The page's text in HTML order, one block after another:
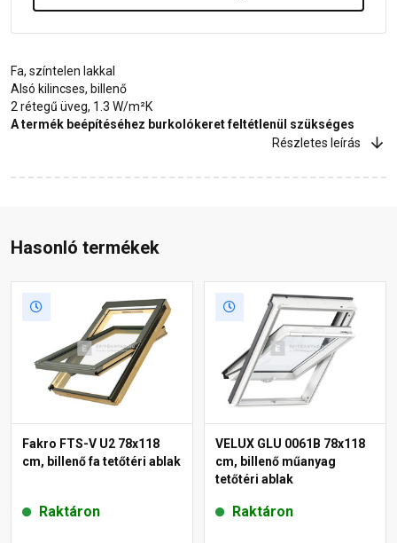
Fa, színtelen lakkal
Alsó kilincses, billenő
2 rétegű üveg, 1.3 W/m²K
A termék beépítéséhez burkolókeret feltétlenül szükséges
Részletes leírás
Hasonló termékek
Fakro FTS-V U2 78x118
cm, billenő fa tetőtéri ablak
Raktáron
VELUX GLU 0061B 78x118
cm, billenő műanyag
tetőtéri ablak
Raktáron